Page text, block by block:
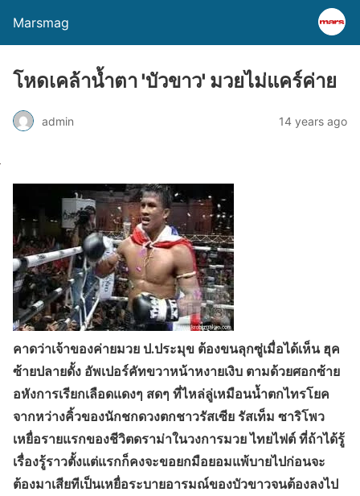
Marsmag
โหดเคล้าน้ำตา 'บัวขาว' มวยไม่แคร์ค่าย
admin 14 years ago
คาดว่าเจ้าของค่ายมวย ป.ประมุข ต้องขนลุกซู่เมื่อได้เห็น ฮุค
ซ้ายปลายดั้ง อัพเปอร์คัทขวาหน้าหงายเงิบ ตามด้วยศอกซ้าย
อหังการเรียกเลือดแดงๆ สดๆ ที่ไหล่ลู่เหมือนน้ำตกไทรโยค
จากหว่างคิ้วของนักชกดวงตกชาวรัสเซีย รัสเท็ม ซาริโพว
เหยื่อรายแรกของชีวิตดราม่าในวงการมวย ไทยไฟต์ ที่ถ้าได้รู้
เรื่องรู้ราวตั้งแต่แรกก็คงจะขอยกมือยอมแพ้บายไปก่อนจะ
ต้องมาเสียทีเป็นเหยื่อระบายอารมณ์ของบัวขาวจนต้องลงไป